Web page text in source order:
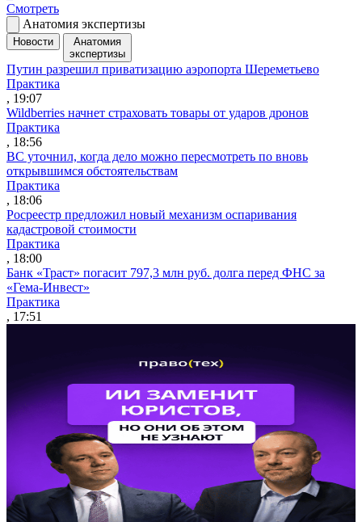
Смотреть
Анатомия экспертизы
Новости
Анатомия
экспертизы
Путин разрешил приватизацию аэропорта Шереметьево
Практика
, 19:07
Wildberries начнет страховать товары от ударов дронов
Практика
, 18:56
ВС уточнил, когда дело можно пересмотреть по вновь
открывшимся обстоятельствам
Практика
, 18:06
Росреестр предложил новый механизм оспаривания
кадастровой стоимости
Практика
, 18:00
Банк «Траст» погасит 797,3 млн руб. долга перед ФНС за
«Гема-Инвест»
Практика
, 17:51